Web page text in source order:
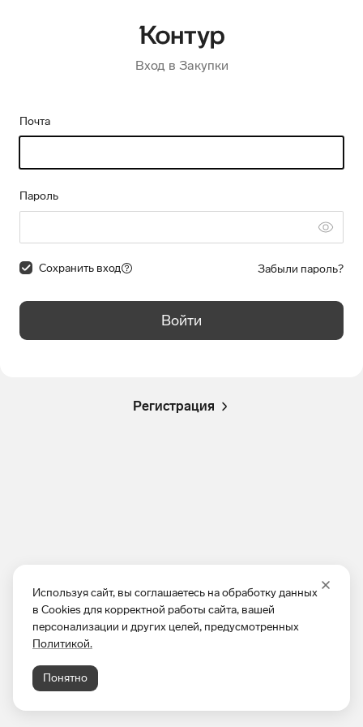
Используя сайт, вы соглашаетесь на обработку данных
в Cookies для корректной работы сайта, вашей
персонализации и других целей, предусмотренных
Политикой.
Понятно
Вход в Закупки
Почта
Пароль
Сохранить вход Забыли пароль?
Войти
Регистрация